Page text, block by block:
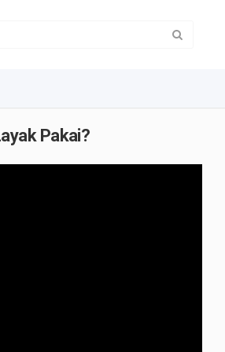
Pakai?